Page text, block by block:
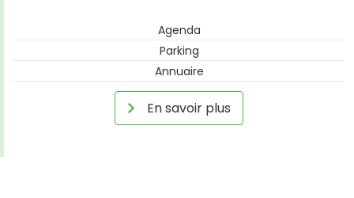
Agenda
Parking
Annuaire
En savoir plus